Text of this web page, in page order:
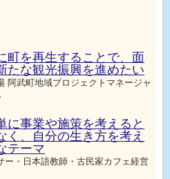
町を再生することで、面
たな観光振興を進めたい
阿武町地域プロジェクトマネージャ
に事業や施策を考えると
く、自分の生き方を考え
テーマ
ー・日本語教師・古民家カフェ経営